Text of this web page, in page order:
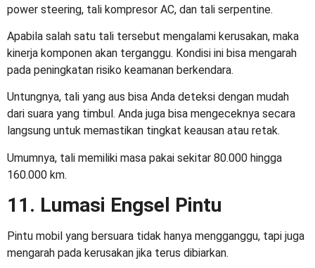
power steering, tali kompresor AC, dan tali serpentine.
Apabila salah satu tali tersebut mengalami kerusakan, maka
kinerja komponen akan terganggu. Kondisi ini bisa mengarah
pada peningkatan risiko keamanan berkendara.
Untungnya, tali yang aus bisa Anda deteksi dengan mudah
dari suara yang timbul. Anda juga bisa mengeceknya secara
langsung untuk memastikan tingkat keausan atau retak.
Umumnya, tali memiliki masa pakai sekitar 80.000 hingga
160.000 km.
11. Lumasi Engsel Pintu
Pintu mobil yang bersuara tidak hanya mengganggu, tapi juga
mengarah pada kerusakan jika terus dibiarkan.